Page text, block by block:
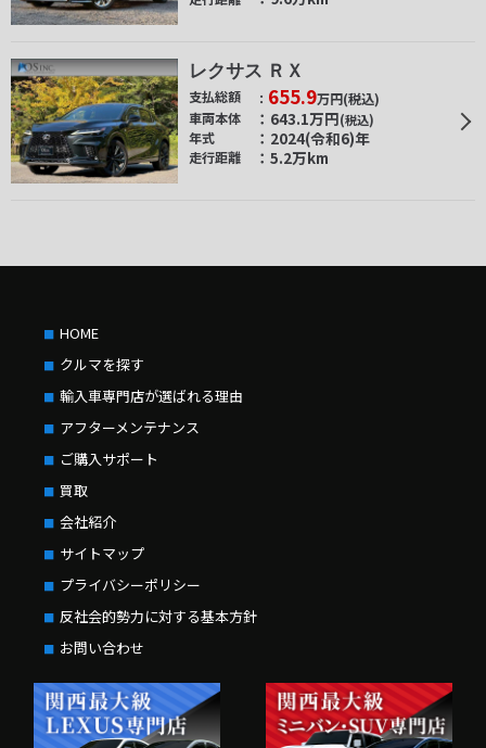
レクサス ＲＸ
支払総額 655.9万円(税込)
車両本体
643.1万円(税込)
年式 2024(令和6)年
走行距離 5.2万km
HOME
クルマを探す
輸入車専門店が選ばれる理由
アフターメンテナンス
ご購入サポート
買取
会社紹介
サイトマップ
プライバシーポリシー
反社会的勢力に対する基本方針
お問い合わせ